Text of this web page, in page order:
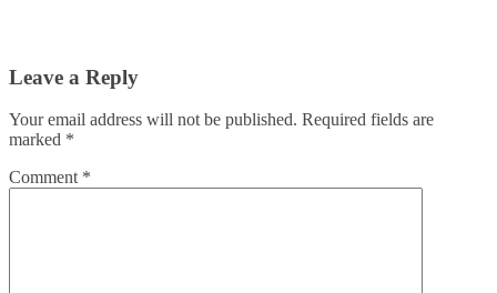
Leave a Reply
Your email address will not be published. Required fields are
marked *
Comment *